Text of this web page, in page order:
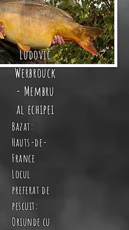
Ludovic
Werbrouck
- Membru
al echipei
Bazat:
Hauts-de-
France
Locul
preferat de
pescuit:
Oriunde cu